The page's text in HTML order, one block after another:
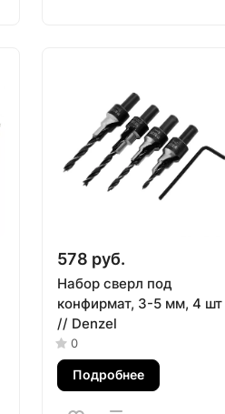
578 руб.
Набор сверл под
конфирмат, 3-5 мм, 4 шт
// Denzel
0
Подробнее